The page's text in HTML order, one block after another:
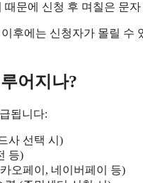
문에 신청 후 며칠은 문
후에는 신청자가 몰릴
어지나?
됩니다:
사 선택 시)
등)
오페이, 네이버페이 등)